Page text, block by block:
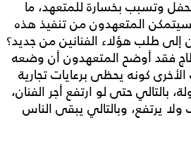
وتسبب بخسارة للمتعهد، ما
المتعهدون من تنفيذ هذه
طلب هؤلاء الفنانين من جديد؟
فقد أوضح المتعهدون أن وضعه
كونه يحظى برعايات تجارية
بالتالي حتى لو ارتفع أجر الفنان،
يرتفع، وبالتالي يبقى الناس